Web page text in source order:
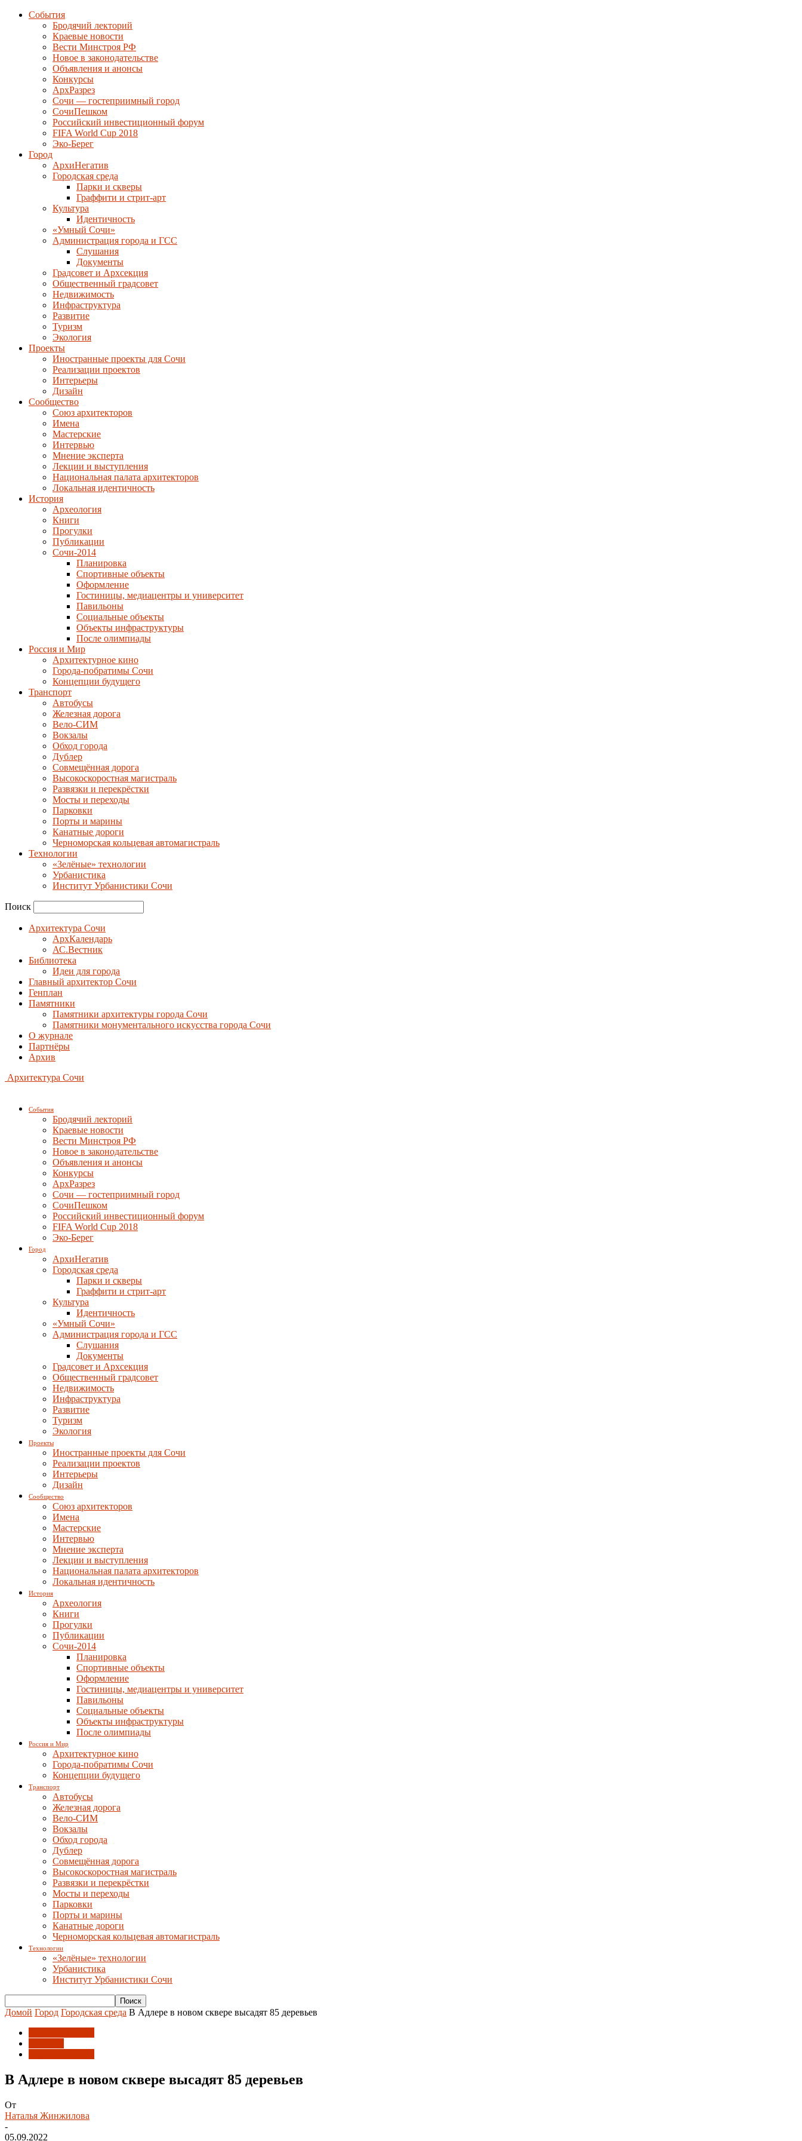
События
Бродячий лекторий
Краевые новости
Вести Минстроя РФ
Новое в законодательстве
Объявления и анонсы
Конкурсы
АрхРазрез
Сочи — гостеприимный город
СочиПешком
Российский инвестиционный форум
FIFA World Cup 2018
Эко-Берег
Город
АрхиНегатив
Городская среда
Парки и скверы
Граффити и стрит-арт
Культура
Идентичность
«Умный Сочи»
Администрация города и ГСС
Слушания
Документы
Градсовет и Архсекция
Общественный градсовет
Недвижимость
Инфраструктура
Развитие
Туризм
Экология
Проекты
Иностранные проекты для Сочи
Реализации проектов
Интерьеры
Дизайн
Сообщество
Союз архитекторов
Имена
Мастерские
Интервью
Мнение эксперта
Лекции и выступления
Национальная палата архитекторов
Локальная идентичность
История
Археология
Книги
Прогулки
Публикации
Сочи-2014
Планировка
Спортивные объекты
Оформление
Гостиницы, медиацентры и университет
Павильоны
Социальные объекты
Объекты инфраструктуры
После олимпиады
Россия и Мир
Архитектурное кино
Города-побратимы Сочи
Концепции будущего
Транспорт
Автобусы
Железная дорога
Вело-СИМ
Вокзалы
Обход города
Дублер
Совмещённая дорога
Высокоскоростная магистраль
Развязки и перекрёстки
Мосты и переходы
Парковки
Порты и марины
Канатные дороги
Черноморская кольцевая автомагистраль
Технологии
«Зелёные» технологии
Урбанистика
Институт Урбанистики Сочи
Поиск
Архитектура Сочи
АрхКалендарь
АС.Вестник
Библиотека
Идеи для города
Главный архитектор Сочи
Генплан
Памятники
Памятники архитектуры города Сочи
Памятники монументального искусства города Сочи
О журнале
Партнёры
Архив
Архитектура Сочи
События
Бродячий лекторий
Краевые новости
Вести Минстроя РФ
Новое в законодательстве
Объявления и анонсы
Конкурсы
АрхРазрез
Сочи — гостеприимный город
СочиПешком
Российский инвестиционный форум
FIFA World Cup 2018
Эко-Берег
Город
АрхиНегатив
Городская среда
Парки и скверы
Граффити и стрит-арт
Культура
Идентичность
«Умный Сочи»
Администрация города и ГСС
Слушания
Документы
Градсовет и Архсекция
Общественный градсовет
Недвижимость
Инфраструктура
Развитие
Туризм
Экология
Проекты
Иностранные проекты для Сочи
Реализации проектов
Интерьеры
Дизайн
Сообщество
Союз архитекторов
Имена
Мастерские
Интервью
Мнение эксперта
Лекции и выступления
Национальная палата архитекторов
Локальная идентичность
История
Археология
Книги
Прогулки
Публикации
Сочи-2014
Планировка
Спортивные объекты
Оформление
Гостиницы, медиацентры и университет
Павильоны
Социальные объекты
Объекты инфраструктуры
После олимпиады
Россия и Мир
Архитектурное кино
Города-побратимы Сочи
Концепции будущего
Транспорт
Автобусы
Железная дорога
Вело-СИМ
Вокзалы
Обход города
Дублер
Совмещённая дорога
Высокоскоростная магистраль
Развязки и перекрёстки
Мосты и переходы
Парковки
Порты и марины
Канатные дороги
Черноморская кольцевая автомагистраль
Технологии
«Зелёные» технологии
Урбанистика
Институт Урбанистики Сочи
Домой Город Городская среда В Адлере в новом сквере высадят 85 деревьев
В Адлере в новом сквере высадят 85 деревьев
От
Наталья Жинжилова
-
05.09.2022